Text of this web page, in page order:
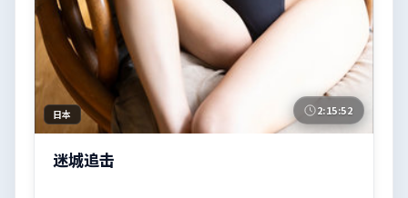
日本 2:15:52
迷城追击